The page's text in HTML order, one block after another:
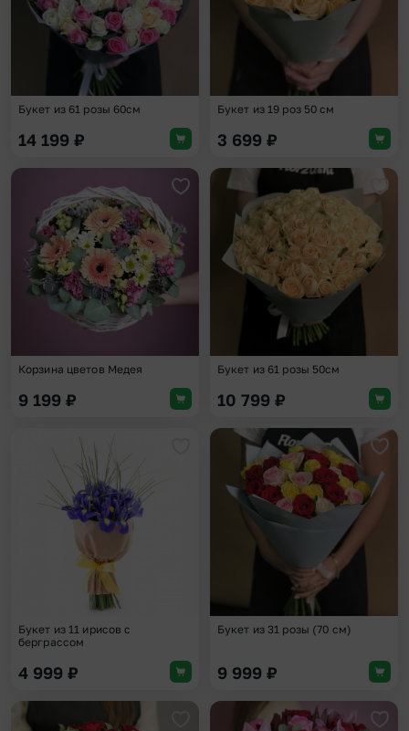
Букет из 61 розы 60см
14 199 ₽
Букет из 19 роз 50 см
3 699 ₽
Добавить в избранное
Корзина цветов Медея
9 199 ₽
Букет из 61 розы 50см
10 799 ₽
Добавить в избранное
Букет из 11 ирисов с
берграссом
4 999 ₽
Букет из 31 розы (70 см)
9 999 ₽